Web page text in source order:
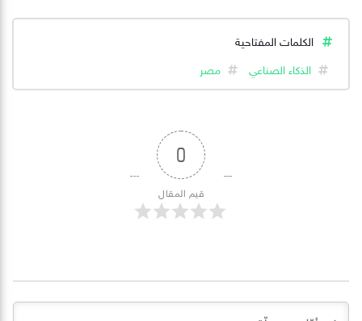
الكلمات المفتاحية
الذكاء الصناعي
مصر
0
قيم المقال